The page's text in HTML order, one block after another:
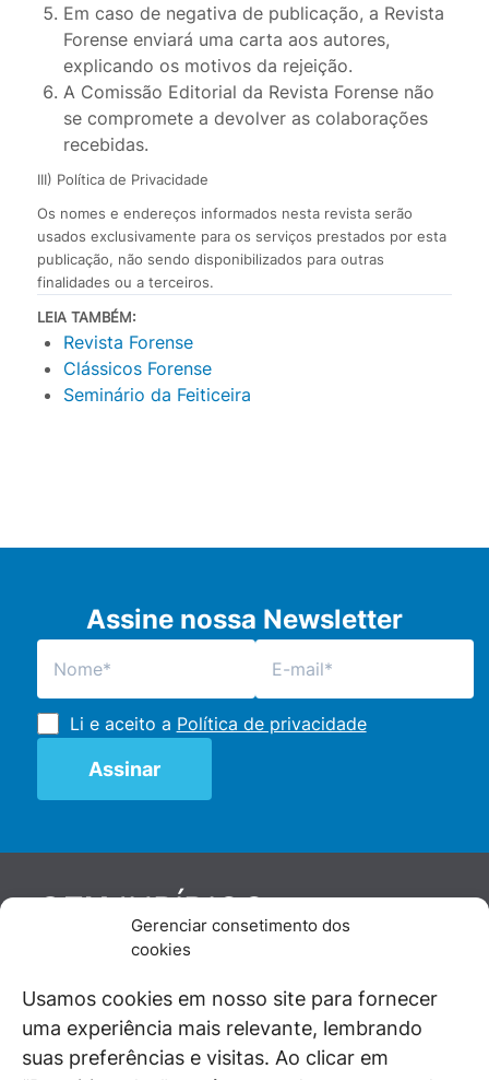
Gerenciar consetimento dos
cookies
Usamos cookies em nosso site para fornecer
uma experiência mais relevante, lembrando
suas preferências e visitas. Ao clicar em
Em caso de negativa de publicação, a Revista
Forense enviará uma carta aos autores,
explicando os motivos da rejeição.
A Comissão Editorial da Revista Forense não
se compromete a devolver as colaborações
recebidas.
III) Política de Privacidade
Os nomes e endereços informados nesta revista serão
usados exclusivamente para os serviços prestados por esta
publicação, não sendo disponibilizados para outras
finalidades ou a terceiros.
LEIA TAMBÉM:
Revista Forense
Clássicos Forense
Seminário da Feiticeira
Assine nossa Newsletter
Li e aceito a Política de privacidade
GENJURÍDICO
De maneira independente, os autores e
juristas e doutrinadores nacionais, se posicionam
diante de questões relevantes do cotidiano e
universo jurídico.